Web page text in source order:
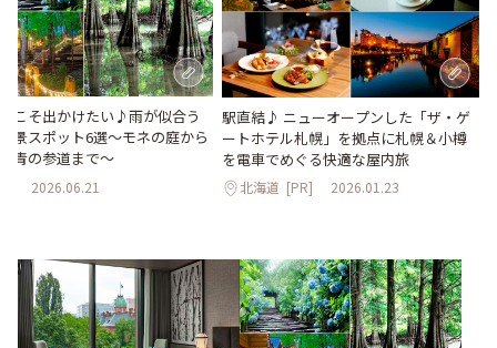
こそ出かけたい♪雨が似合う
景スポット6選～モネの庭から
青の参道まで～
2026.06.21
駅直結♪ ニューオープンした「ザ・ゲ
ートホテル札幌」を拠点に札幌＆小樽
を電車でめぐる快適な屋内旅
北海道 [PR] 2026.01.23